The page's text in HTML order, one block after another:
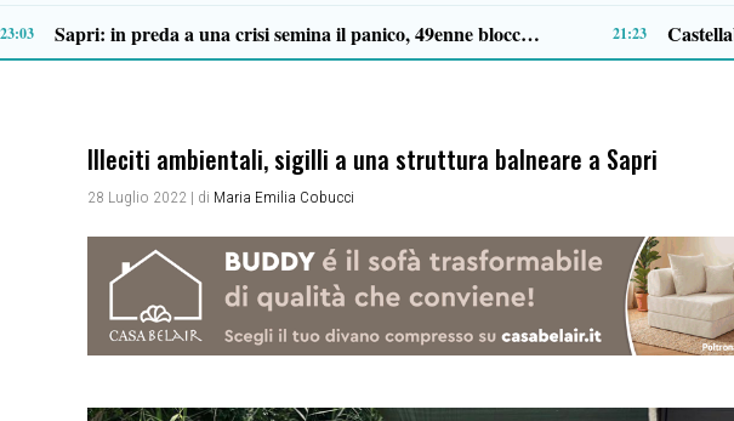
Tortorella celebra la Fiera di San Basilio: tra antichi mestieri, bestiame e la musica della Bandabardò 14:49
Illeciti ambientali, sigilli a una struttura balneare a Sapri
28 Luglio 2022 | di Maria Emilia Cobucci